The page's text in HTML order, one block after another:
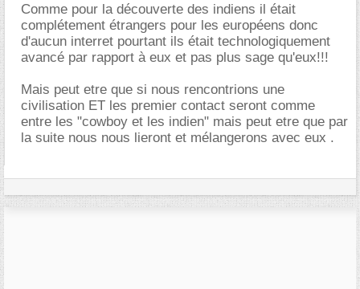
Comme pour la découverte des indiens il était
complétement étrangers pour les européens donc
d'aucun interret pourtant ils était technologiquement
avancé par rapport à eux et pas plus sage qu'eux!!!
Mais peut etre que si nous rencontrions une
civilisation ET les premier contact seront comme
entre les "cowboy et les indien" mais peut etre que par
la suite nous nous lieront et mélangerons avec eux .